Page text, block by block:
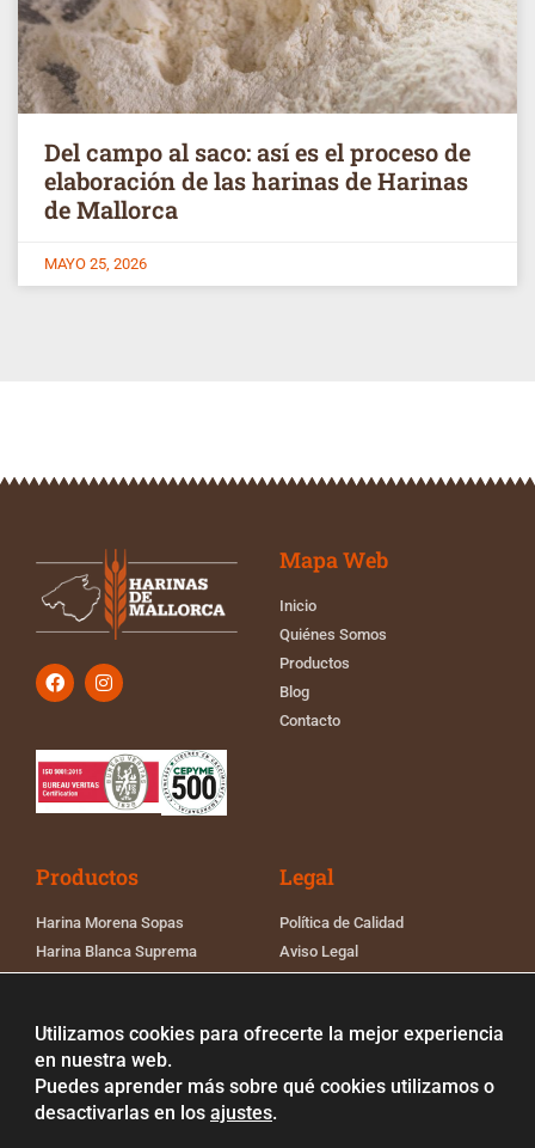
Del campo al saco: así es el proceso de
elaboración de las harinas de Harinas
de Mallorca
MAYO 25, 2026
Mapa Web
Inicio
Quiénes Somos
Productos
Blog
Contacto
Productos
Harina Morena Sopas
Harina Blanca Suprema
Harina Blanca Fuerza
Legal
Política de Calidad
Aviso Legal
Registro sanitario Grupo
Utilizamos cookies para ofrecerte la mejor experiencia
en nuestra web.
Puedes aprender más sobre qué cookies utilizamos o
desactivarlas en los ajustes.